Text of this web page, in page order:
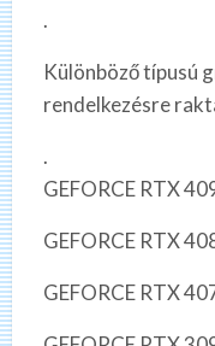
.
Különböző típusú
rendelkezésre
.
GEFORCE RTX
GEFORCE RTX
GEFORCE RTX